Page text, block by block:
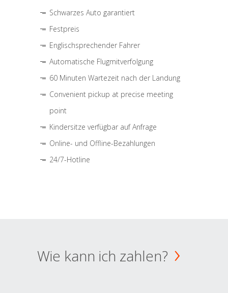
Schwarzes Auto garantiert
Festpreis
Englischsprechender Fahrer
Automatische Flugmitverfolgung
60 Minuten Wartezeit nach der Landung
Convenient pickup at precise meeting
point
Kindersitze verfügbar auf Anfrage
Online- und Offline-Bezahlungen
24/7-Hotline
Wie kann ich zahlen?